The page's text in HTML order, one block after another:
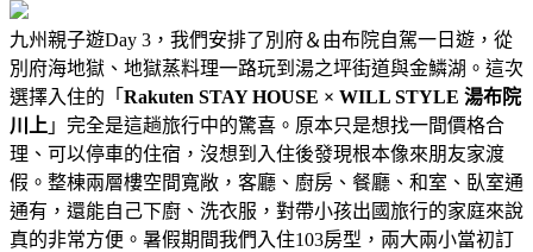
九州親子遊Day 3，我們安排了別府＆由布院自駕一日遊，從
別府海地獄、地獄蒸料理一路玩到湯之坪街道與金鱗湖。這次
選擇入住的「 Rakuten STAY HOUSE × WILL STYLE 湯布院
川上 」完全是這趟旅行中的驚喜。原本只是想找一間價格合
理、可以停車的住宿，沒想到入住後發現根本像來朋友家渡
假。整棟兩層樓空間寬敞，客廳、廚房、餐廳、和室、臥室通
通有，還能自己下廚、洗衣服，對帶小孩出國旅行的家庭來說
真的非常方便。暑假期間我們入住103房型，兩大兩小當初訂